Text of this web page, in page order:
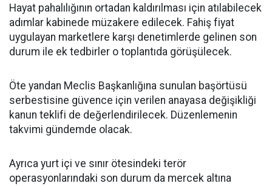
Hayat pahalılığının ortadan kaldırılması için atılabilecek
adımlar kabinede müzakere edilecek. Fahiş fiyat
uygulayan marketlere karşı denetimlerde gelinen son
durum ile ek tedbirler o toplantıda görüşülecek.
Öte yandan Meclis Başkanlığına sunulan başörtüsü
serbestisine güvence için verilen anayasa değişikliği
kanun teklifi de değerlendirilecek. Düzenlemenin
takvimi gündemde olacak.
Ayrıca yurt içi ve sınır ötesindeki terör
operasyonlarındaki son durum da mercek altına